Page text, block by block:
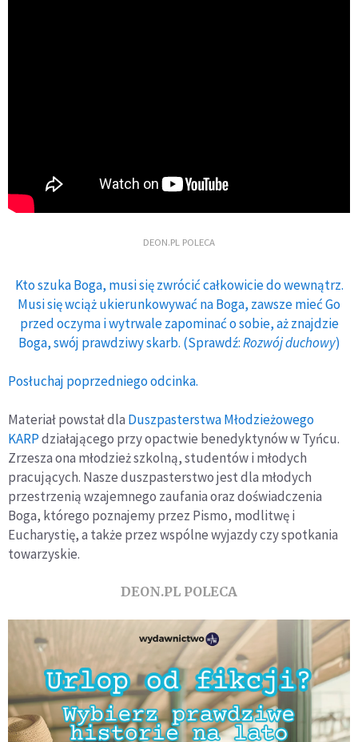
DEON.PL POLECA
Kto szuka Boga, musi się zwrócić całkowicie do wewnątrz.
Musi się wciąż ukierunkowywać na Boga, zawsze mieć Go
przed oczyma i wytrwale zapominać o sobie, aż znajdzie
Boga, swój prawdziwy skarb. (Sprawdź:Rozwój duchowy)
Posłuchaj poprzedniego odcinka.
Materiał powstał dla Duszpasterstwa Młodzieżowego
KARPdziałającego przy opactwie benedyktynów w Tyńcu.
Zrzesza ona młodzież szkolną, studentów i młodych
pracujących. Nasze duszpasterstwo jest dla młodych
przestrzenią wzajemnego zaufania oraz doświadczenia
Boga, którego poznajemy przez Pismo, modlitwę i
Eucharystię, a także przez wspólne wyjazdy czy spotkania
towarzyskie.
DEON.PL POLECA